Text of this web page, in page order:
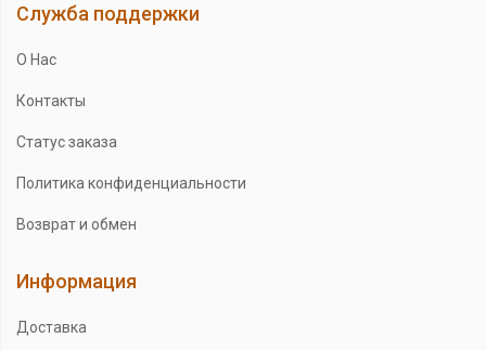
Служба поддержки
О Нас
Контакты
Статус заказа
Политика конфиденциальности
Возврат и обмен
Информация
Доставка